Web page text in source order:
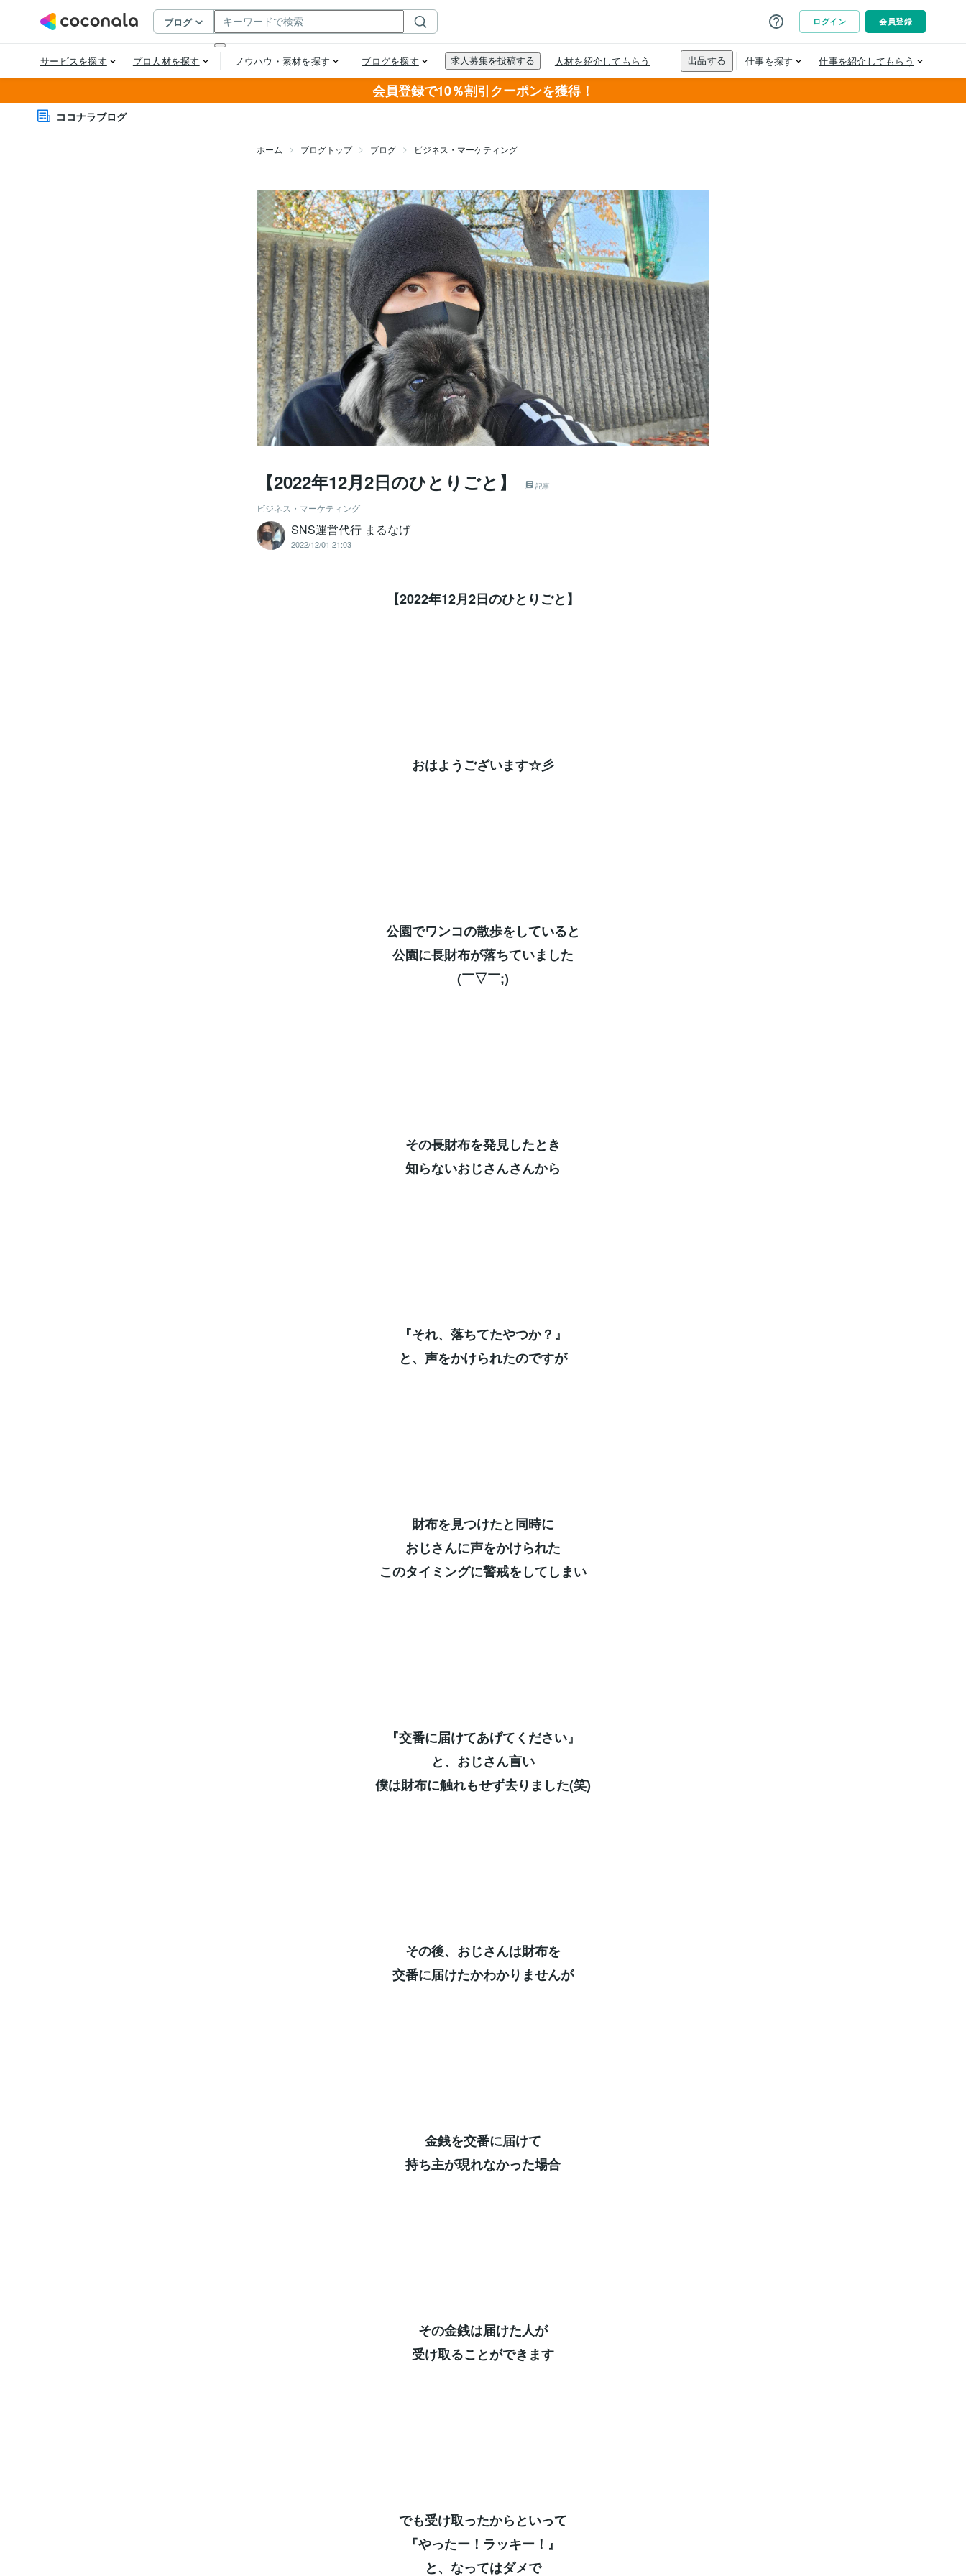
会員登録で10％割引クーポンを獲得！
ココナラブログ
ホーム ブログトップ ブログ ビジネス・マーケティング
【2022年12月2日のひとりごと】⁡ 記事
ビジネス・マーケティング
SNS運営代行 まるなげ
2022/12/01 21:03
【2022年12月2日のひとりごと】⁡
おはようございます☆彡⁡
公園でワンコの散歩をしていると⁡
公園に長財布が落ちていました⁡
(￣▽￣;)⁡
その長財布を発見したとき⁡
知らないおじさんさんから⁡
『それ、落ちてたやつか？』⁡
と、声をかけられたのですが⁡
財布を見つけたと同時に⁡
おじさんに声をかけられた⁡
このタイミングに警戒をしてしまい⁡
『交番に届けてあげてください』⁡
と、おじさん言い⁡
僕は財布に触れもせず去りました(笑)⁡
その後、おじさんは財布を⁡
交番に届けたかわかりませんが⁡
金銭を交番に届けて⁡
持ち主が現れなかった場合⁡
その金銭は届けた人が⁡
受け取ることができます⁡
でも受け取ったからといって⁡
『やったー！ラッキー！』⁡
と、なってはダメで⁡